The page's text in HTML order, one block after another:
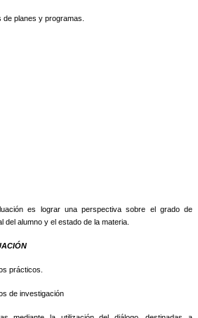
planes y programas.
es lograr una perspectiva sobre el grado de
del alumno y el estado de la materia.
prácticos.
de investigación